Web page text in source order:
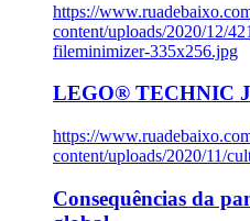
https://
content/uploads/2020/12/
fileminimizer-335x256.jpg
LEGO® TECHNIC
https://
content/uploads/2020/11/
Consequências da